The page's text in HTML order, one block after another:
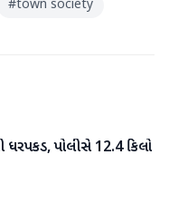
#town society
ધરપકડ, પોલીસે 12.4 કિલો